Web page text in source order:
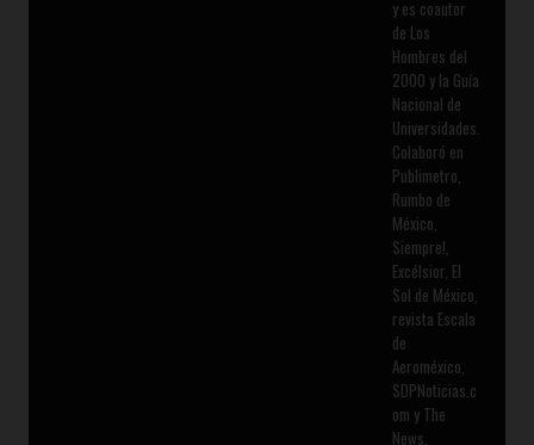
y es coautor
de Los
Hombres del
2000 y la Guía
Nacional de
Universidades.
Colaboró en
Publimetro,
Rumbo de
México,
Siempre!,
Excélsior, El
Sol de México,
revista Escala
de
Aeroméxico,
SDPNoticias.c
om y The
News.